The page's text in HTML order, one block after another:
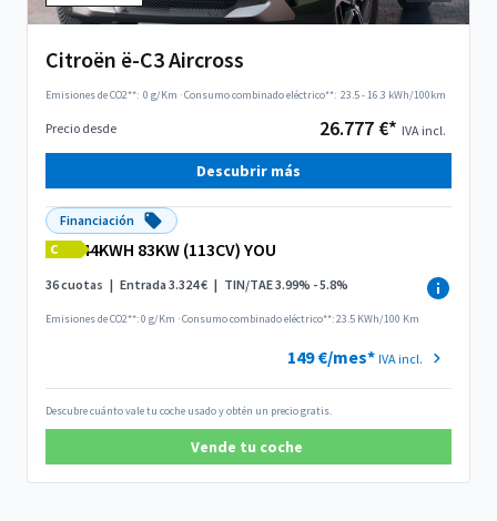
Citroën ë-C3 Aircross
Emisiones de CO2**: 0 g/Km ·Consumo combinado eléctrico**: 23.5 - 16.3 kWh/100km
Precio desde 26.777 €* IVA incl.
Descubrir más
Financiación
C
44KWH 83KW (113CV) YOU
36 cuotas | Entrada 3.324 € | TIN/TAE 3.99% - 5.8%
Emisiones de CO2**: 0 g/Km ·Consumo combinado eléctrico**: 23.5 KWh/100 Km
149 €/mes* IVA incl.
Descubre cuánto vale tu coche usado y obtén un precio gratis.
Vende tu coche